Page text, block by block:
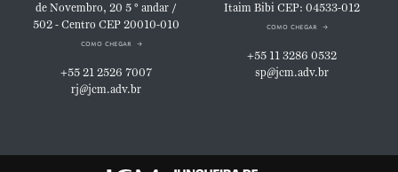
de Novembro, 20 5 ° andar /
502 - Centro CEP 20010-010
como chegar
+55 21 2526 7007
rj@jcm.adv.br
Itaim BibiCEP: 04533-012
como chegar
+55 11 3286 0532
sp@jcm.adv.br